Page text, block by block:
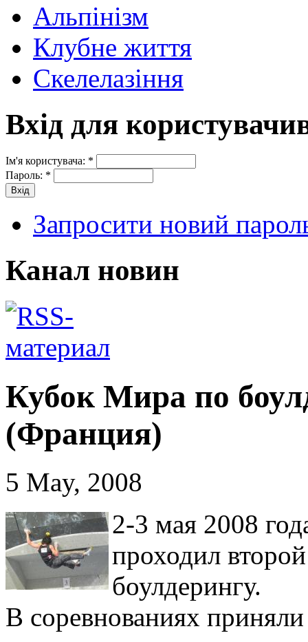
Альпінізм
Клубне життя
Скелелазіння
Вхід для
Ім'я користувача: *
Пароль: *
Запросити новий
Канал новин
Кубок Мира по
(Франция)
5 May, 2008
2-3 мая 2008
проходил
боулдерингу.
В соревнованиях